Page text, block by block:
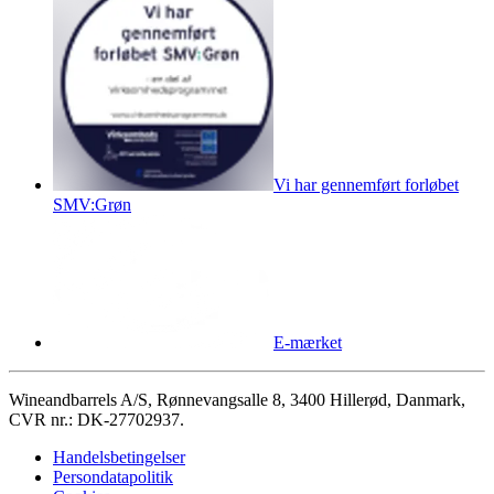
Vi har gennemført forløbet
SMV:Grøn
E-mærket
Wineandbarrels A/S, Rønnevangsalle 8, 3400 Hillerød, Danmark,
CVR nr.: DK-27702937.
Handelsbetingelser
Persondatapolitik